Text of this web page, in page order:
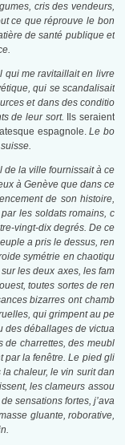
cris des vendeurs,
ce que réprouve le bon
de santé publique et
qui me ravitaillait en livre
qui se scandalisait
et dans des conditio
de leur sort.
Ils seraient
espagnole.Le bo
la ville fournissait à ce
à Genève que dans ce
de son histoire,
les soldats romains, c
vingt-dix degrés. De ce
a pris le dessus, ren
symétrie en chaotiqu
les deux axes, les fam
toutes sortes de ren
bizarres ont chamb
qui grimpent au pe
des déballages de victua
de charrettes, des meubl
par la fenêtre. Le pied gli
chaleur, le vin surit dan
les clameurs assou
sensations fortes, j’ava
gluante, roborative,